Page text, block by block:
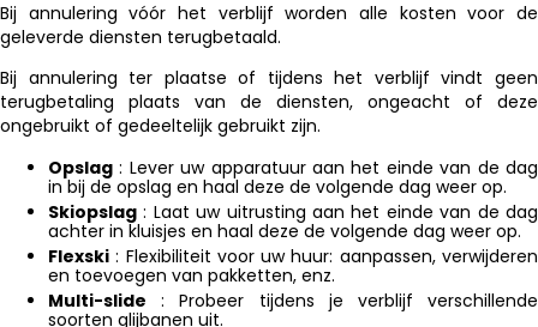
Bij annulering vóór het verblijf worden alle kosten voor de
geleverde diensten terugbetaald.
Bij annulering ter plaatse of tijdens het verblijf vindt geen
terugbetaling plaats van de diensten, ongeacht of deze
ongebruikt of gedeeltelijk gebruikt zijn.
Opslag : Lever uw apparatuur aan het einde van de dag
in bij de opslag en haal deze de volgende dag weer op.
Skiopslag : Laat uw uitrusting aan het einde van de dag
achter in kluisjes en haal deze de volgende dag weer op.
Flexski : Flexibiliteit voor uw huur: aanpassen, verwijderen
en toevoegen van pakketten, enz.
Multi-slide : Probeer tijdens je verblijf verschillende
soorten glijbanen uit.